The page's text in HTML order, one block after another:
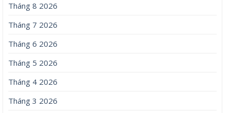
Tháng 8 2026
Tháng 7 2026
Tháng 6 2026
Tháng 5 2026
Tháng 4 2026
Tháng 3 2026